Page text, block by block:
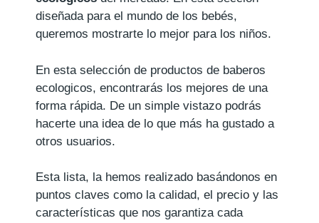
diseñada para el mundo de los bebés,
queremos mostrarte lo mejor para los niños.
En esta selección de productos de baberos
ecologicos, encontrarás los mejores de una
forma rápida. De un simple vistazo podrás
hacerte una idea de lo que más ha gustado a
otros usuarios.
Esta lista, la hemos realizado basándonos en
puntos claves como la calidad, el precio y las
características que nos garantiza cada